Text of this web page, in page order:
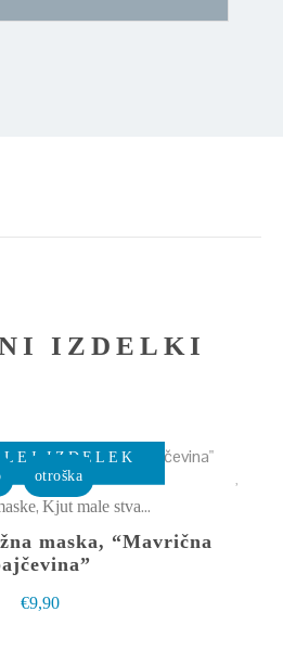
IZDELKI
otroška
IZDELEK
Ta
več
, Kjut male stvarce
maska, “Mavrična
€9,90